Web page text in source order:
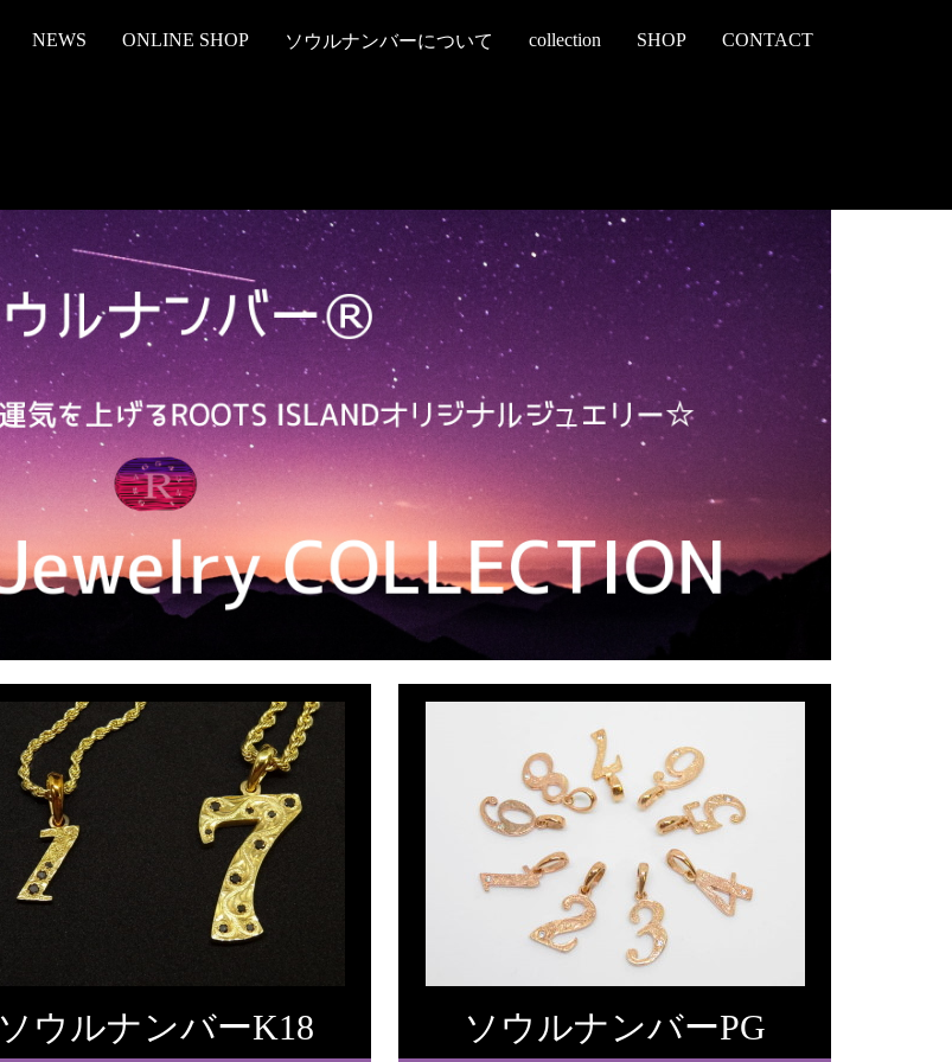
NEWS ONLINE SHOP ソウルナンバーについて collection SHOP CONTACT
ソウルナンバーK18 ソウルナンバーPG